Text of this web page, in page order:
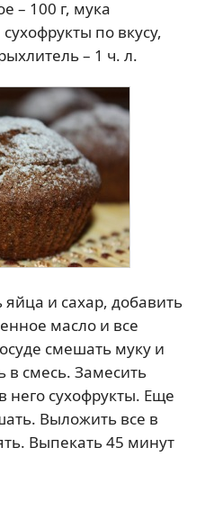
– 100 г, мука
по вкусу,
– 1 ч. л.
яйца и сахар, добавить
масло и все
смешать муку и
в смесь. Замесить
него сухофрукты. Еще
Выложить все в
Выпекать 45 минут